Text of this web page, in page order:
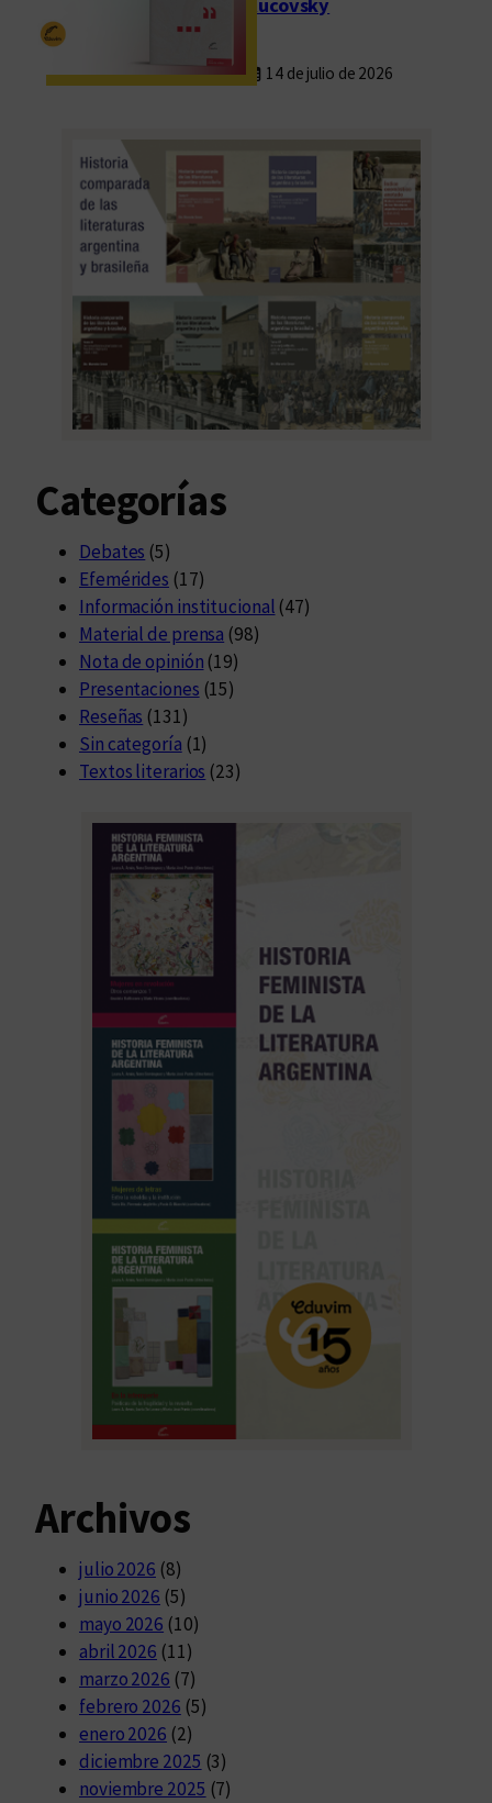
Rucovsky
14 de julio de 2026
Categorías
Debates (5)
Efemérides (17)
Información institucional (47)
Material de prensa (98)
Nota de opinión (19)
Presentaciones (15)
Reseñas (131)
Sin categoría (1)
Textos literarios (23)
Archivos
julio 2026 (8)
junio 2026 (5)
mayo 2026 (10)
abril 2026 (11)
marzo 2026 (7)
febrero 2026 (5)
enero 2026 (2)
diciembre 2025 (3)
noviembre 2025 (7)